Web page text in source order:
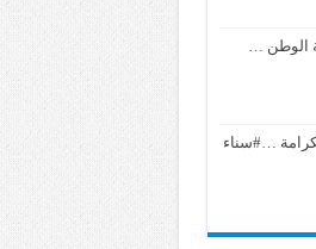
الوطن …
…#سناء